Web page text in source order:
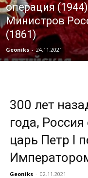
операция
Министров
(1861)
Geoniks - 24.11.2021
300 лет
года,
царь Петр I
Geoniks - 02.11.2021